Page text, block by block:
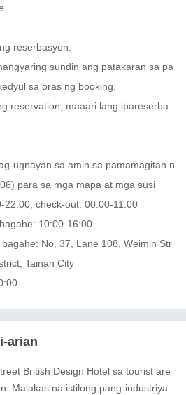
reserbasyon:
sundin ang patakaran sa pa
sa oras ng booking.
reservation, maaari lang ipareserba
ugnayan sa amin sa pamamagitan n
para sa mga mapa at mga susi
check-out: 00:00-11:00
10:00-16:00
No. 37, Lane 108, Weimin Str
Tainan City
arian
British Design Hotel sa tourist are
Malakas na istilong pang-industriya